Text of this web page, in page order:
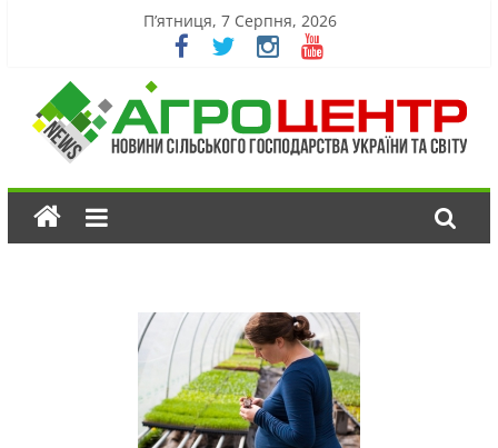
П’ятниця, 7 Серпня, 2026